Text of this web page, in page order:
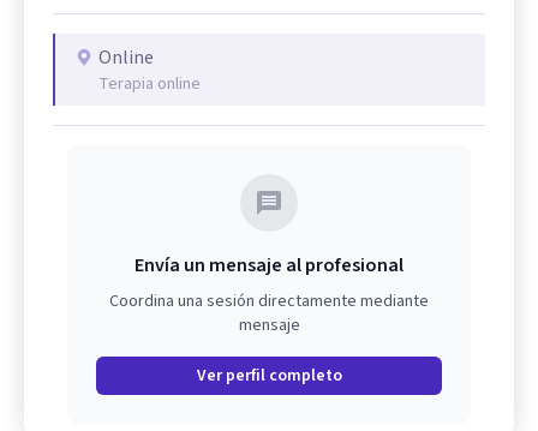
Online
Terapia online
Envía un mensaje al profesional
Coordina una sesión directamente mediante
mensaje
Ver perfil completo